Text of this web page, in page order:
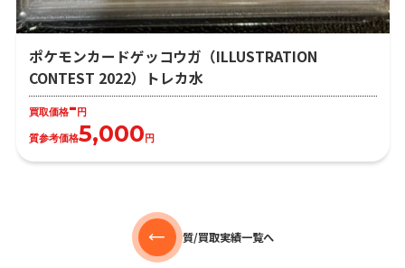
ポケモンカードゲッコウガ（ILLUSTRATION
CONTEST 2022）トレカ水
買取価格- 円
質参考価格5,000 円
質/買取実績一覧へ